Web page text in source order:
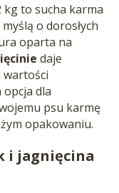
kg to sucha karma
o dorosłych
oparta na
daje
wartości
dla
psu karmę
opakowaniu.
i jagnięcina